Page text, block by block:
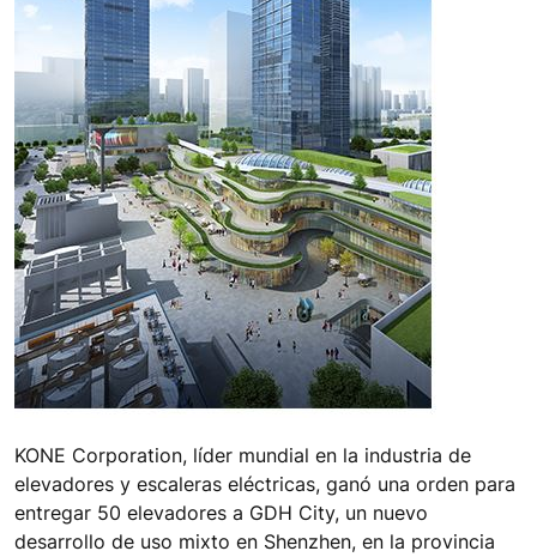
KONE Corporation, líder mundial en la industria de
elevadores y escaleras eléctricas, ganó una orden para
entregar 50 elevadores a GDH City, un nuevo
desarrollo de uso mixto en Shenzhen, en la provincia